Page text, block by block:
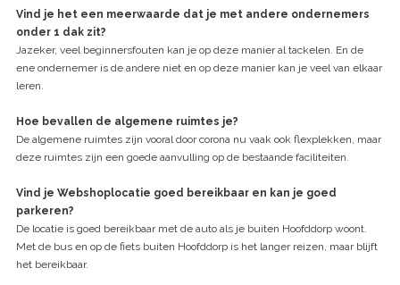
Vind je het een meerwaarde dat je met andere ondernemers
onder 1 dak zit?
Jazeker, veel beginnersfouten kan je op deze manier al tackelen. En de
ene ondernemer is de andere niet en op deze manier kan je veel van elkaar
leren.
Hoe bevallen de algemene ruimtes je?
De algemene ruimtes zijn vooral door corona nu vaak ook flexplekken, maar
deze ruimtes zijn een goede aanvulling op de bestaande faciliteiten.
Vind je Webshoplocatie goed bereikbaar en kan je goed
parkeren?
De locatie is goed bereikbaar met de auto als je buiten Hoofddorp woont.
Met de bus en op de fiets buiten Hoofddorp is het langer reizen, maar blijft
het bereikbaar.